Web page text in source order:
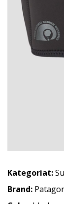
Kategoriat:
Brand: